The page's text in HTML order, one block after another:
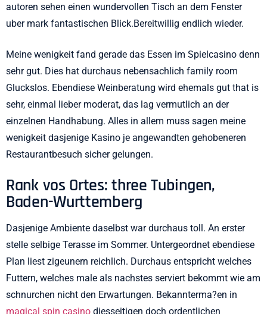
autoren sehen einen wundervollen Tisch an dem Fenster
uber mark fantastischen Blick.Bereitwillig endlich wieder.
Meine wenigkeit fand gerade das Essen im Spielcasino denn
sehr gut. Dies hat durchaus nebensachlich family room
Gluckslos. Ebendiese Weinberatung wird ehemals gut that is
sehr, einmal lieber moderat, das lag vermutlich an der
einzelnen Handhabung. Alles in allem muss sagen meine
wenigkeit dasjenige Kasino je angewandten gehobeneren
Restaurantbesuch sicher gelungen.
Rank vos Ortes: three Tubingen,
Baden-Wurttemberg
Dasjenige Ambiente daselbst war durchaus toll. An erster
stelle selbige Terasse im Sommer. Untergeordnet ebendiese
Plan liest zigeunern reichlich. Durchaus entspricht welches
Futtern, welches male als nachstes serviert bekommt wie am
schnurchen nicht den Erwartungen. Bekannterma?en in
magical spin casino diesseitigen doch ordentlichen